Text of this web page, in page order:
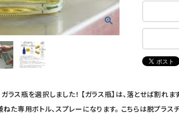
瓶を選択しました！ 【ガラス瓶】は、落とせば割れま
専用ボトル、スプレーになります。 こちらは脱プラス